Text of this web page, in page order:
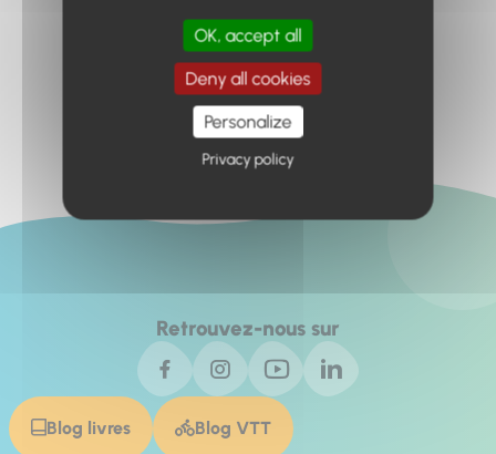
Retour à l'accueil
Retrouvez-nous sur
Blog livres Blog VTT
OK, accept all
Deny all cookies
Personalize
Privacy policy